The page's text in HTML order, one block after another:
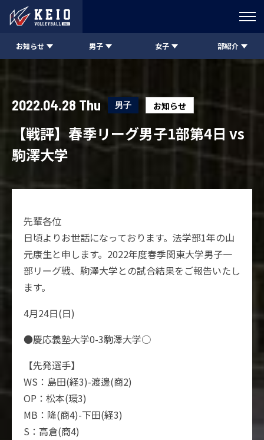
お知らせ 男子 女子 部紹介
2022.04.28 Thu 男子 お知らせ
【戦評】春季リーグ男子1部第4日 vs
駒澤大学
先輩各位
日頃よりお世話になっております。法学部1年の山
元康生と申します。2022年度春季関東大学男子一
部リーグ戦、駒澤大学との試合結果をご報告いたし
ます。
4月24日(日)
●慶応義塾大学0-3駒澤大学○
【先発選手】
WS：島田(経3)-渡邊(商2)
OP：松本(環3)
MB：降(商4)-下田(経3)
S：高倉(商4)